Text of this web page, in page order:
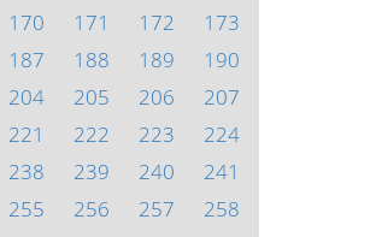
170 171 172
173
187 188 189
190
204 205 206
207
221 222 223
224
238 239 240
241
255 256 257
258